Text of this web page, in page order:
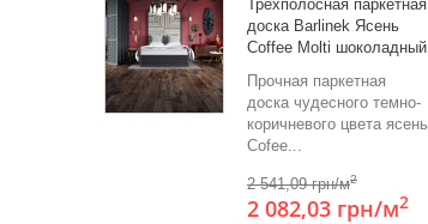
Трехполосная паркетная
доска Barlinek Ясень
Coffee Molti шоколадный
Прочная паркетная
доска чудесного темно-
коричневого цвета ясень
Cofee...
2 541,09 грн/м2
2 082,03 грн/м2